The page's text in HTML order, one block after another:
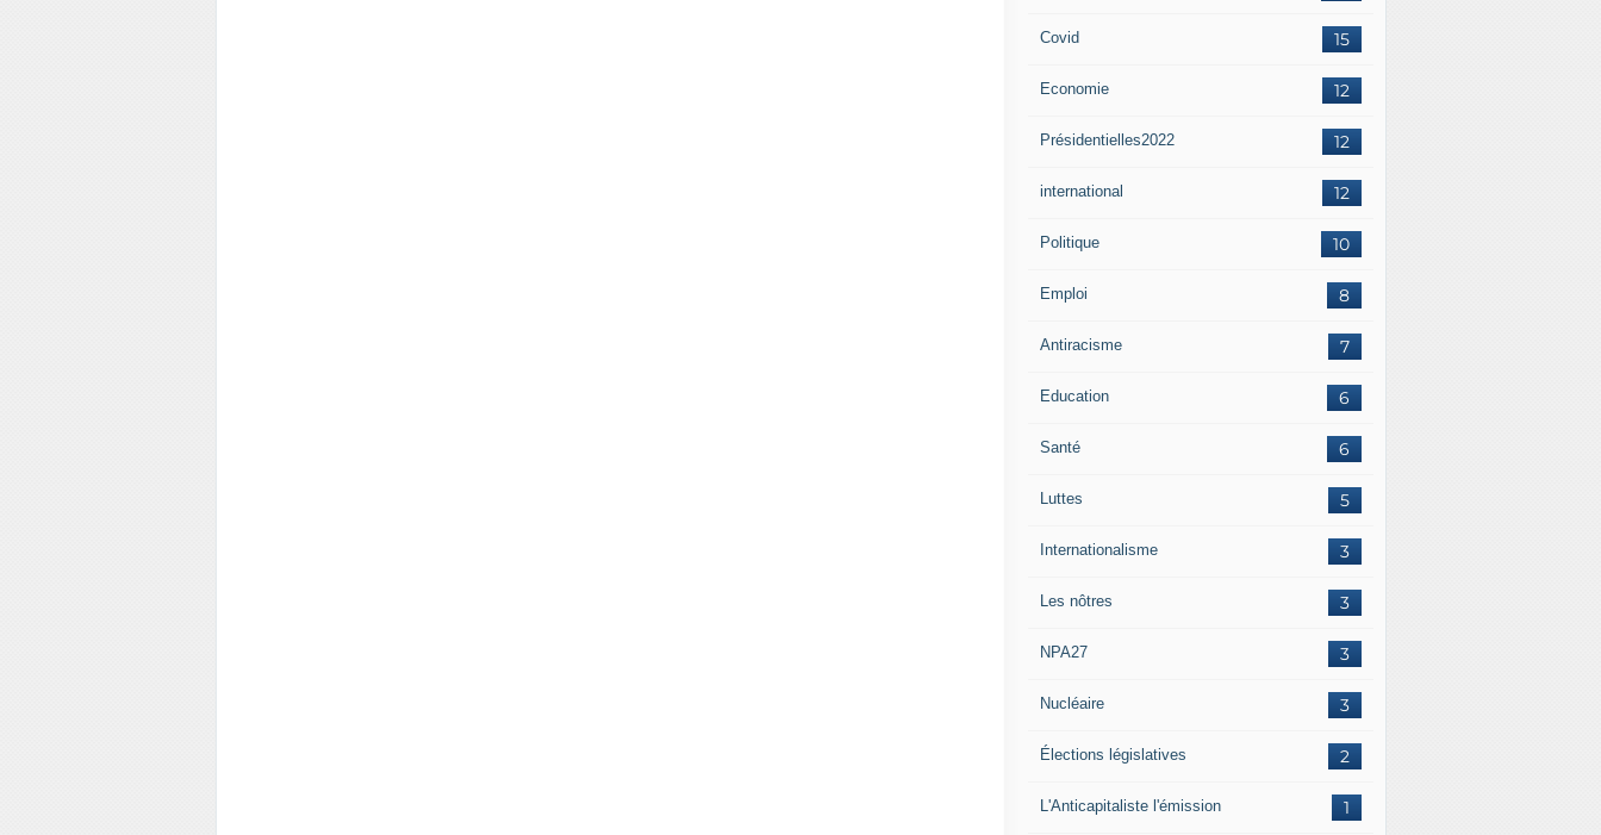
15
Covid
12
Economie
12
Présidentielles2022
12
international
10
Politique
8
Emploi
7
Antiracisme
6
Education
6
Santé
5
Luttes
3
Internationalisme
3
Les nôtres
3
NPA27
3
Nucléaire
2
Élections législatives
1
L'Anticapitaliste l'émission